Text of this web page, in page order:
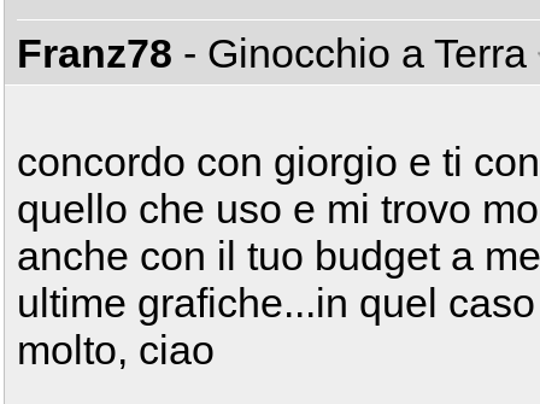
Franz78 - Ginocchio a Terra
concordo con giorgio e ti
quello che uso e mi trovo
anche con il tuo budget a
ultime grafiche...in quel
molto, ciao